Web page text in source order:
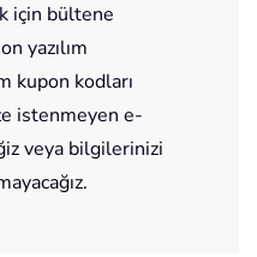
için bültene
yazılım
kupon kodları
istenmeyen e-
veya bilgilerinizi